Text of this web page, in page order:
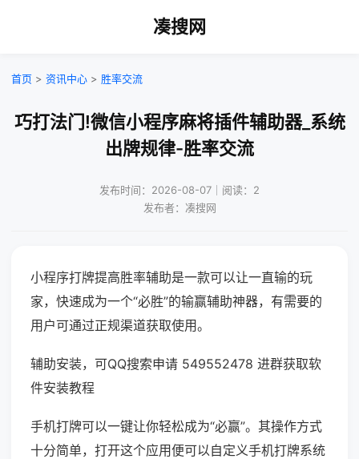
凑搜网
首页 > 资讯中心 > 胜率交流
巧打法门!微信小程序麻将插件辅助器_系统
出牌规律-胜率交流
发布时间：2026-08-07｜阅读：2
发布者：凑搜网
小程序打牌提高胜率辅助是一款可以让一直输的玩
家，快速成为一个“必胜”的输赢辅助神器，有需要的
用户可通过正规渠道获取使用。
辅助安装，可QQ搜索申请 549552478 进群获取软
件安装教程
手机打牌可以一键让你轻松成为“必赢”。其操作方式
十分简单，打开这个应用便可以自定义手机打牌系统